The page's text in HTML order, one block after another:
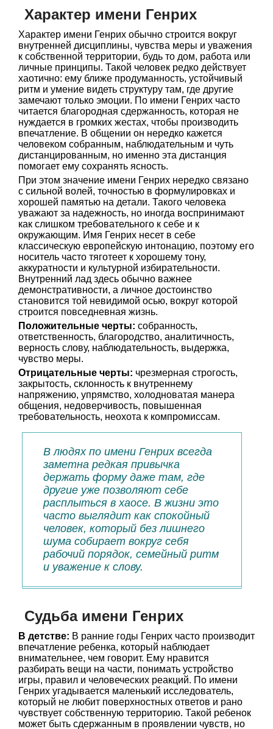
Характер имени Генрих
Характер имени Генрих обычно строится вокруг
внутренней дисциплины, чувства меры и уважения
к собственной территории, будь то дом, работа или
личные принципы. Такой человек редко действует
хаотично: ему ближе продуманность, устойчивый
ритм и умение видеть структуру там, где другие
замечают только эмоции. По имени Генрих часто
читается благородная сдержанность, которая не
нуждается в громких жестах, чтобы производить
впечатление. В общении он нередко кажется
человеком собранным, наблюдательным и чуть
дистанцированным, но именно эта дистанция
помогает ему сохранять ясность.
При этом значение имени Генрих нередко связано
с сильной волей, точностью в формулировках и
хорошей памятью на детали. Такого человека
уважают за надежность, но иногда воспринимают
как слишком требовательного к себе и к
окружающим. Имя Генрих несет в себе
классическую европейскую интонацию, поэтому его
носитель часто тяготеет к хорошему тону,
аккуратности и культурной избирательности.
Внутренний лад здесь обычно важнее
демонстративности, а личное достоинство
становится той невидимой осью, вокруг которой
строится повседневная жизнь.
Положительные черты: собранность,
ответственность, благородство, аналитичность,
верность слову, наблюдательность, выдержка,
чувство меры.
Отрицательные черты: чрезмерная строгость,
закрытость, склонность к внутреннему
напряжению, упрямство, холодноватая манера
общения, недоверчивость, повышенная
требовательность, неохота к компромиссам.
В людях по имени Генрих всегда
заметна редкая привычка
держать форму даже там, где
другие уже позволяют себе
расплыться в хаосе. В жизни это
часто выглядит как спокойный
человек, который без лишнего
шума собирает вокруг себя
рабочий порядок, семейный ритм
и уважение к слову.
Судьба имени Генрих
В детстве: В ранние годы Генрих часто производит
впечатление ребенка, который наблюдает
внимательнее, чем говорит. Ему нравится
разбирать вещи на части, понимать устройство
игры, правил и человеческих реакций. По имени
Генрих угадывается маленький исследователь,
который не любит поверхностных ответов и рано
чувствует собственную территорию. Такой ребенок
может быть сдержанным в проявлении чувств, но